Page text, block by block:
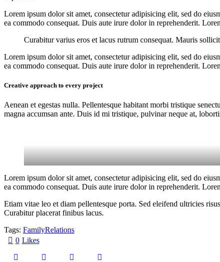
Lorem ipsum dolor sit amet, consectetur adipisicing elit, sed do
ea commodo consequat. Duis aute irure dolor in reprehenderit.
Curabitur varius eros et lacus rutrum consequat. Mauris
Lorem ipsum dolor sit amet, consectetur adipisicing elit, sed do
ea commodo consequat. Duis aute irure dolor in reprehenderit.
Creative approach to every project
Aenean et egestas nulla. Pellentesque habitant morbi tristique
magna accumsan ante. Duis id mi tristique, pulvinar neque at,
Lorem ipsum dolor sit amet, consectetur adipisicing elit, sed do
ea commodo consequat. Duis aute irure dolor in reprehenderit.
Etiam vitae leo et diam pellentesque porta. Sed eleifend ultricies
Curabitur placerat finibus lacus.
Tags: FamilyRelations
0 Likes